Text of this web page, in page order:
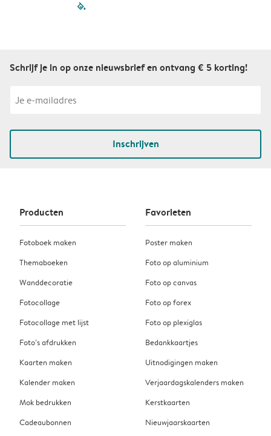
filled-pagination
Schrijf je in op onze nieuwsbrief en ontvang € 5 korting!
Inschrijven
Producten
Fotoboek maken
Themaboeken
Wanddecoratie
Fotocollage
Fotocollage met lijst
Foto’s afdrukken
Kaarten maken
Kalender maken
Mok bedrukken
Cadeaubonnen
Favorieten
Poster maken
Foto op aluminium
Foto op canvas
Foto op forex
Foto op plexiglas
Bedankkaartjes
Uitnodigingen maken
Verjaardagskalenders maken
Kerstkaarten
Nieuwjaarskaarten